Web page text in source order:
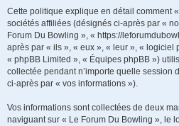
Cette politique explique en détail comment
sociétés affiliées (désignés ci-après par «
Forum Du Bowling », « https://
après par « ils », « eux », « leur », « logiciel
« phpBB Limited », « Équipes phpBB »)
collectée pendant n’importe quelle session
ci-après par « vos informations »).
Vos informations sont collectées de deux
naviguant sur « Le Forum Du Bowling », le